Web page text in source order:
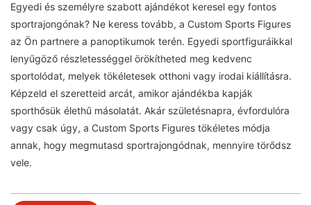
Egyedi és személyre szabott ajándékot keresel egy fontos
sportrajongónak? Ne keress tovább, a Custom Sports Figures
az Ön partnere a panoptikumok terén. Egyedi sportfiguráikkal
lenyűgöző részletességgel örökítheted meg kedvenc
sportolódat, melyek tökéletesek otthoni vagy irodai kiállításra.
Képzeld el szeretteid arcát, amikor ajándékba kapják
sporthősük élethű másolatát. Akár születésnapra, évfordulóra
vagy csak úgy, a Custom Sports Figures tökéletes módja
annak, hogy megmutasd sportrajongódnak, mennyire törődsz
vele.